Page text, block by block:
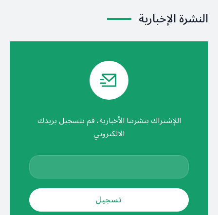
النشرة الإخبارية
اللإشتراك بنشرتنا الأخبارية، قم بتسجيل بريدك
الالكتروني